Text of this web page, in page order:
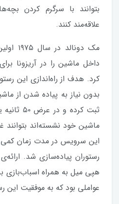
بتوانند با سرگرم کردن
علاقه‌مند کنند.
مک
داخل ماشین را در آریزونا
کرد. هدف از راه‌اندازی این
بدون نیاز به پیاده شدن از
ثبت کرده
ماشین خود نشسته‌اند بتوانند
این سرویس در مدت زمان کمی
رستوران پیاده‌سازی شد.
هپی میل به همراه اسباب‌بازی
عواملی بود که به موفقیت این